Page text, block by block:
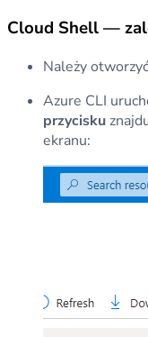
Cloud Shell —
Należy otworzyć
Azure CLI
przycisku
ekranu: